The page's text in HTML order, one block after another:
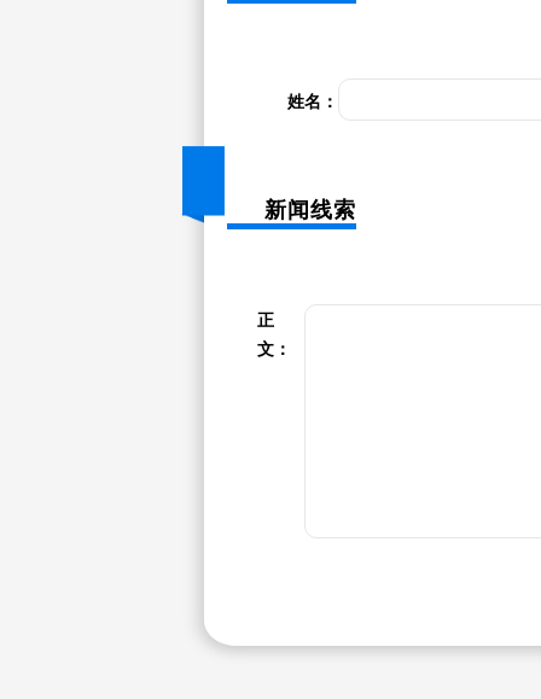
姓名：
新闻线索
正
文：